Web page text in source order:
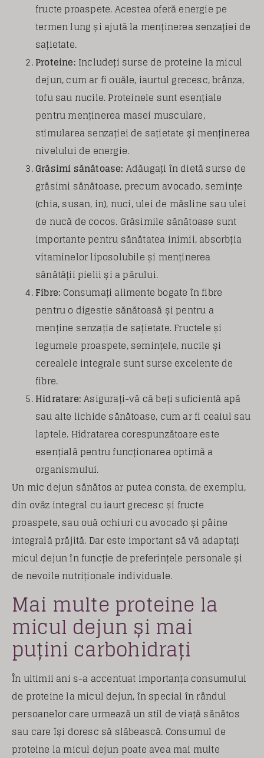
fructe proaspete. Acestea oferă energie pe
termen lung și ajută la menținerea senzației de
sațietate.
Proteine: Includeți surse de proteine ​​la micul
dejun, cum ar fi ouăle, iaurtul grecesc, brânza,
tofu sau nucile. Proteinele sunt esențiale
pentru menținerea masei musculare,
stimularea senzației de sațietate și menținerea
nivelului de energie.
Grăsimi sănătoase: Adăugați în dietă surse de
grăsimi sănătoase, precum avocado, semințe
(chia, susan, in), nuci, ulei de măsline sau ulei
de nucă de cocos. Grăsimile sănătoase sunt
importante pentru sănătatea inimii, absorbția
vitaminelor liposolubile și menținerea
sănătății pielii și a părului.
Fibre: Consumați alimente bogate în fibre
pentru o digestie sănătoasă și pentru a
menține senzația de sațietate. Fructele și
legumele proaspete, semințele, nucile și
cerealele integrale sunt surse excelente de
fibre.
Hidratare:Asigurați-vă că beți suficientă apă
sau alte lichide sănătoase, cum ar fi ceaiul sau
laptele. Hidratarea corespunzătoare este
esențială pentru funcționarea optimă a
organismului.
Un mic dejun sănătos ar putea consta, de exemplu,
din ovăz integral cu iaurt grecesc și fructe
proaspete, sau ouă ochiuri cu avocado și pâine
integrală prăjită. Dar este important să vă adaptați
micul dejun în funcție de preferințele personale și
de nevoile nutriționale individuale.
Mai multe proteine la
micul dejun și mai
puțini carbohidrați
În ultimii ani s-a accentuat importanța consumului
de proteine la micul dejun, în special în rândul
persoanelor care urmează un stil de viață sănătos
sau care își doresc să slăbească. Consumul de
proteine la micul dejun poate avea mai multe